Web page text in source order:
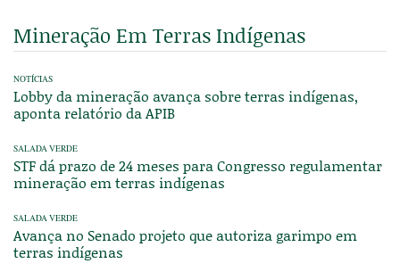
Mineração Em Terras Indígenas
NOTÍCIAS
Lobby da mineração avança sobre terras indígenas,
aponta relatório da APIB
SALADA VERDE
STF dá prazo de 24 meses para Congresso regulamentar
mineração em terras indígenas
SALADA VERDE
Avança no Senado projeto que autoriza garimpo em
terras indígenas